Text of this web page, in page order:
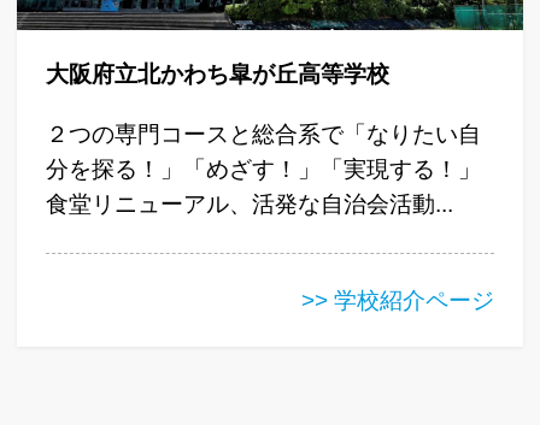
大阪府立北かわち皐が丘高等学校
２つの専門コースと総合系で「なりたい自
分を探る！」「めざす！」「実現する！」
食堂リニューアル、活発な自治会活動...
>> 学校紹介ページ